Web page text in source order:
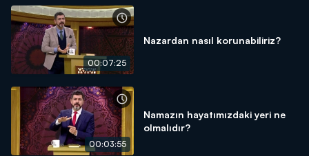
00:07:25
Nazardan nasıl korunabiliriz?
00:03:55
Namazın hayatımızdaki yeri ne
olmalıdır?